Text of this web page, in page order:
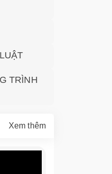
TRÌNH
Xem thêm